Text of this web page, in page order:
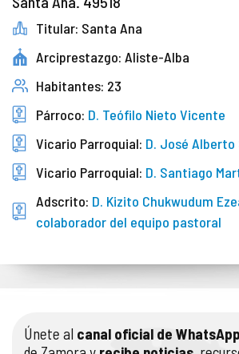
Titular: Santa Ana
Arciprestazgo: Aliste-Alba
Habitantes: 23
Párroco: D. Teófilo Nieto Vicente
Vicario Parroquial: D. José
Vicario Parroquial: D. Santiago
Adscrito: D. Kizito Chukwudum
colaborador del equipo pastoral
Únete al canal oficial de WhatsApp